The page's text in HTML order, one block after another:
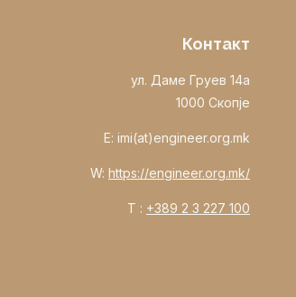
Контакт
ул. Даме Груев 14а
1000 Скопје
E: imi(at)engineer.org.mk
W: https://engineer.org.mk/
T : +389 2 3 227 100